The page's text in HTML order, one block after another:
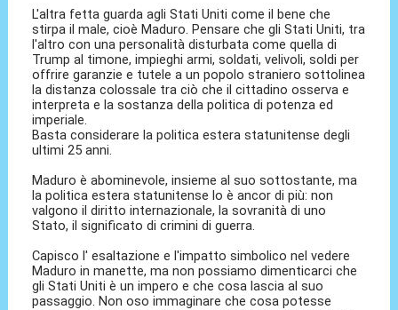
L'altra fetta guarda agli Stati Uniti come il bene che
stirpa il male, cioè Maduro. Pensare che gli Stati Uniti, tra
l'altro con una personalità disturbata come quella di
Trump al timone, impieghi armi, soldati, velivoli, soldi per
offrire garanzie e tutele a un popolo straniero sottolinea
la distanza colossale tra ciò che il cittadino osserva e
interpreta e la sostanza della politica di potenza ed
imperiale.
Basta considerare la politica estera statunitense degli
ultimi 25 anni.
Maduro è abominevole, insieme al suo sottostante, ma
la politica estera statunitense lo è ancor di più: non
valgono il diritto internazionale, la sovranità di uno
Stato, il significato di crimini di guerra.
Capisco l' esaltazione e l'impatto simbolico nel vedere
Maduro in manette, ma non possiamo dimenticarci che
gli Stati Uniti è un impero e che cosa lascia al suo
passaggio. Non oso immaginare che cosa potesse